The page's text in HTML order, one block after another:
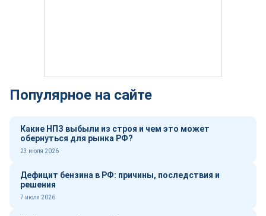
Популярное на сайте
Какие НПЗ выбыли из строя и чем это может
обернуться для рынка РФ?
23 июля 2026
Дефицит бензина в РФ: причины, последствия и
решения
7 июля 2026